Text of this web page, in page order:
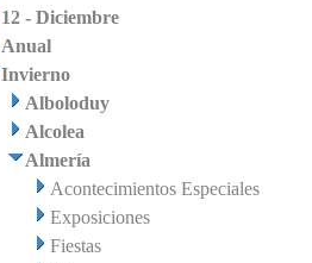
12 - Diciembre
Anual
Invierno
Alboloduy
Alcolea
Almería
Acontecimientos Especiales
Exposiciones
Fiestas